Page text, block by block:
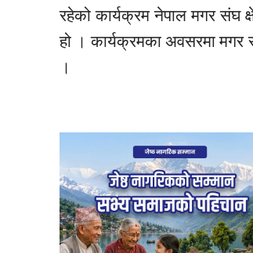
रहेको कार्यक्रम नेपाल मगरसंघ
हो । कार्यक्रमका अवसरमा मगर
।